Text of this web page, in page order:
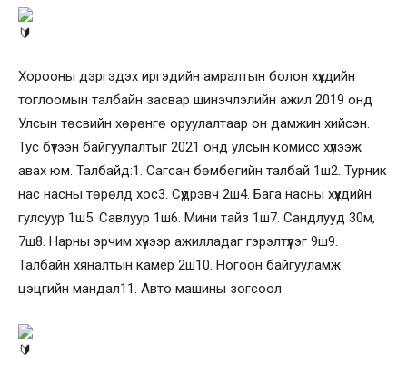
Хорооны дэргэдэх иргэдийн амралтын болон хүүхдийн
тоглоомын талбайн засвар шинэчлэлийн ажил 2019 онд
Улсын төсвийн хөрөнгө оруулалтаар он дамжин хийсэн.
Тус бүтээн байгуулалтыг 2021 онд улсын комисс хүлээж
авах юм. Талбайд:1. Сагсан бөмбөгийн талбай 1ш2. Турник
нас насны төрөлд хос3. Сүүдрэвч 2ш4. Бага насны хүүхдийн
гулсуур 1ш5. Савлуур 1ш6. Мини тайз 1ш7. Сандлууд 30м,
7ш8. Нарны эрчим хүчээр ажилладаг гэрэлтүүлэг 9ш9.
Талбайн хяналтын камер 2ш10. Ногоон байгууламж
цэцгийн мандал11. Авто машины зогсоол